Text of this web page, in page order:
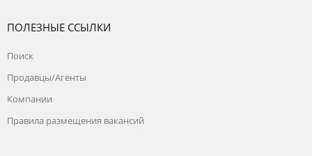
ПОЛЕЗНЫЕ ССЫЛКИ
Поиск
Продавцы/Агенты
Компании
Правила размещения вакансий